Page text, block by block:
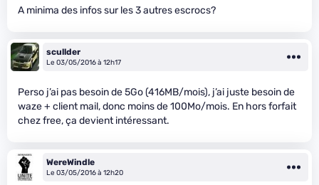
A minima des infos sur les 3 autres escrocs?
scullder
Le 03/05/2016 à 12h17
Perso j’ai pas besoin de 5Go (416MB/mois), j’ai juste besoin de
waze + client mail, donc moins de 100Mo/mois. En hors forfait
chez free, ça devient intéressant.
WereWindle
Le 03/05/2016 à 12h20